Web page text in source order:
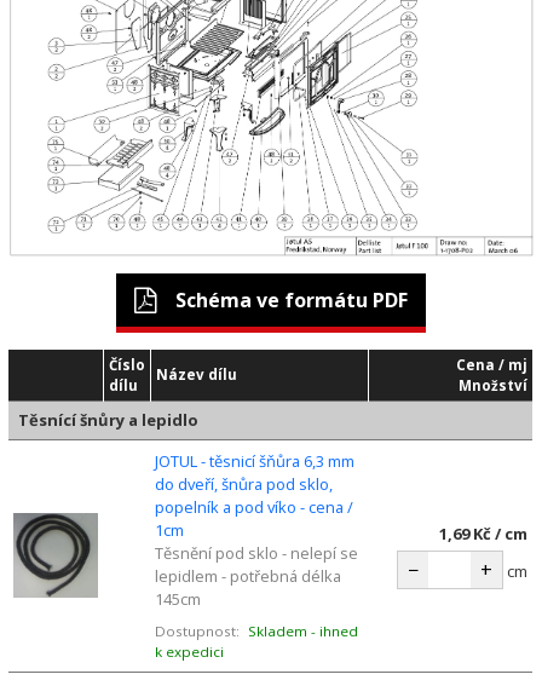
Schéma ve formátu PDF
Číslo
dílu
Název dílu
Cena / mj
Množství
Těsnící šnůry a lepidlo
JOTUL - těsnicí šňůra 6,3 mm
do dveří, šnůra pod sklo,
popelník a pod víko - cena /
1cm
Těsnění pod sklo - nelepí se
lepidlem - potřebná délka
145cm
Dostupnost: Skladem - ihned
k expedici
1,69 Kč / cm
− + cm